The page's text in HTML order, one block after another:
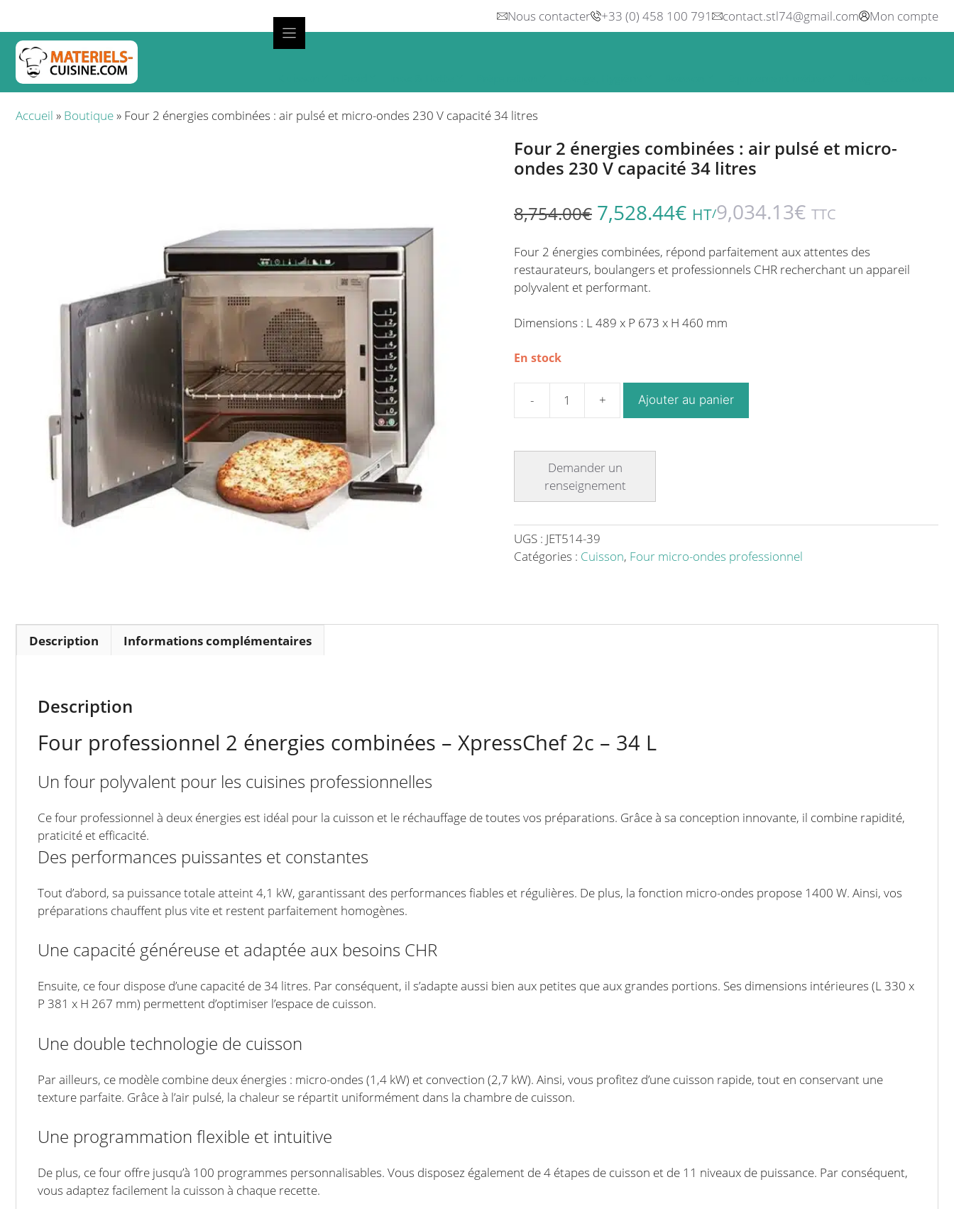
contenu
Nous contacter +33 (0) 458 100 791 contact.stl74@gmail.com Mon compte
Accueil » Boutique» Four 2 énergies combinées : air pulsé et micro-ondes 230 V capacité 34 litres
Four 2 énergies combinées : air pulsé et micro-
ondes 230 V capacité 34 litres
8,754.00€ 7,528.44€ HT/9,034.13€ TTC
Four 2 énergies combinées, répond parfaitement aux attentes des
restaurateurs, boulangers et professionnels CHR recherchant un appareil
polyvalent et performant.
Dimensions : L 489 x P 673 x H 460 mm
En stock
air
pulsé
230
Ajouter au panier
UGS : JET514-39
Catégories : Cuisson, Four micro-ondes professionnel
Description Informations complémentaires
Description
Four professionnel 2 énergies combinées – XpressChef 2c – 34 L
Un four polyvalent pour les cuisines professionnelles
Ce four professionnel à deux énergies est idéal pour la cuisson et le réchauffage de toutes vos préparations. Grâce à sa conception innovante, il combine rapidité,
praticité et efficacité.
Des performances puissantes et constantes
Tout d’abord, sa puissance totale atteint 4,1 kW, garantissant des performances fiables et régulières. De plus, la fonction micro-ondes propose 1400 W. Ainsi, vos
préparations chauffent plus vite et restent parfaitement homogènes.
Une capacité généreuse et adaptée aux besoins CHR
Ensuite, ce four dispose d’une capacité de 34 litres. Par conséquent, il s’adapte aussi bien aux petites que aux grandes portions. Ses dimensions intérieures (L 330 x
P 381 x H 267 mm) permettent d’optimiser l’espace de cuisson.
Une double technologie de cuisson
Par ailleurs, ce modèle combine deux énergies : micro-ondes (1,4 kW) et convection (2,7 kW). Ainsi, vous profitez d’une cuisson rapide, tout en conservant une
texture parfaite. Grâce à l’air pulsé, la chaleur se répartit uniformément dans la chambre de cuisson.
Une programmation flexible et intuitive
De plus, ce four offre jusqu’à 100 programmes personnalisables. Vous disposez également de 4 étapes de cuisson et de 11 niveaux de puissance. Par conséquent,
vous adaptez facilement la cuisson à chaque recette.